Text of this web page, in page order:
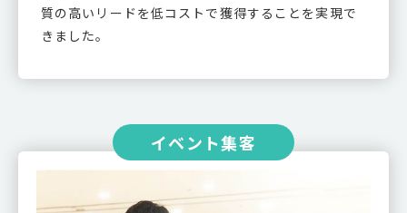
質の高いリードを低コストで獲得することを実現で
きました。
イベント集客